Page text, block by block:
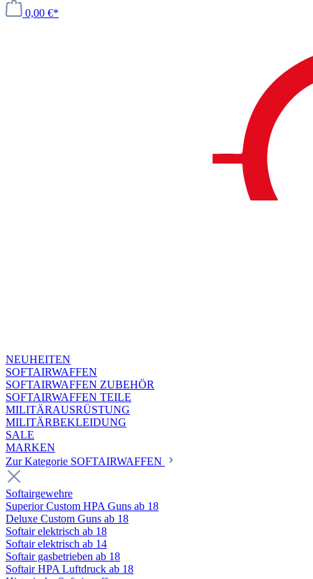
0,00 €*
NEUHEITEN
SOFTAIRWAFFEN
SOFTAIRWAFFEN ZUBEHÖR
SOFTAIRWAFFEN TEILE
MILITÄRAUSRÜSTUNG
MILITÄRBEKLEIDUNG
SALE
MARKEN
Zur Kategorie SOFTAIRWAFFEN
Softairgewehre
Superior Custom HPA Guns ab 18
Deluxe Custom Guns ab 18
Softair elektrisch ab 18
Softair elektrisch ab 14
Softair gasbetrieben ab 18
Softair HPA Luftdruck ab 18